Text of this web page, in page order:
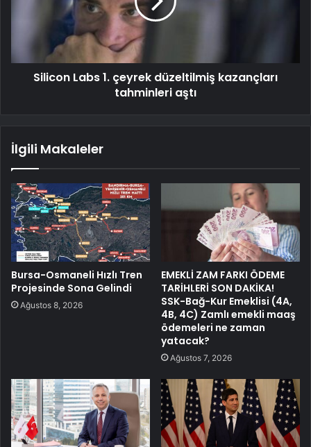
Silicon Labs 1. çeyrek düzeltilmiş kazançları
tahminleri aştı
İlgili Makaleler
Bursa-Osmaneli Hızlı Tren
Projesinde Sona Gelindi
Ağustos 8, 2026
EMEKLİ ZAM FARKI ÖDEME
TARİHLERİ SON DAKİKA!
SSK-Bağ-Kur Emeklisi (4A,
4B, 4C) Zamlı emekli maaş
ödemeleri ne zaman
yatacak?
Ağustos 7, 2026